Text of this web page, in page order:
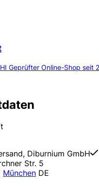
Geprüfter Online-Shop seit
Diburnium GmbH
Str. 5
München DE